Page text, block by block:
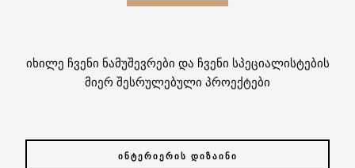
იხილე ჩვენი ნამუშევრები და ჩვენი სპეციალისტების
მიერ შესრულებული პროექტები
ᲘᲜᲢᲔᲠᲘᲔᲠᲘᲡ ᲓᲘᲖᲐᲘᲜᲘ